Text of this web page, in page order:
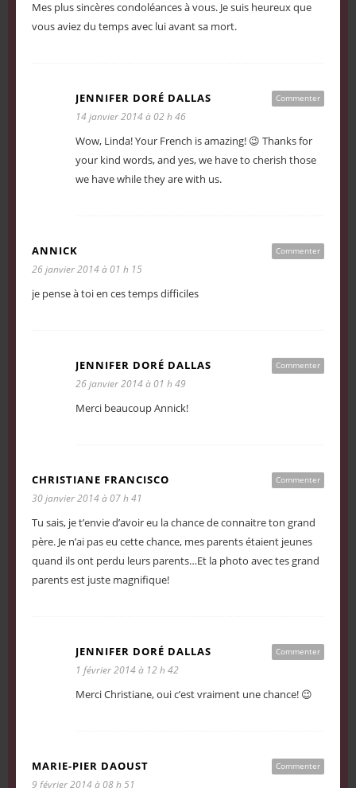
Mes plus sincères condoléances à vous. Je suis heureux que
vous aviez du temps avec lui avant sa mort.
Commenter
JENNIFER DORÉ DALLAS
14 janvier 2014 à 02 h 46
Wow, Linda! Your French is amazing! 😉 Thanks for
your kind words, and yes, we have to cherish those
we have while they are with us.
Commenter
ANNICK
26 janvier 2014 à 01 h 15
je pense à toi en ces temps difficiles
Commenter
JENNIFER DORÉ DALLAS
26 janvier 2014 à 01 h 49
Merci beaucoup Annick!
Commenter
CHRISTIANE FRANCISCO
30 janvier 2014 à 07 h 41
Tu sais, je t’envie d’avoir eu la chance de connaitre ton grand
père. Je n’ai pas eu cette chance, mes parents étaient jeunes
quand ils ont perdu leurs parents…Et la photo avec tes grand
parents est juste magnifique!
Commenter
JENNIFER DORÉ DALLAS
1 février 2014 à 12 h 42
Merci Christiane, oui c’est vraiment une chance! 😉
Commenter
MARIE-PIER DAOUST
9 février 2014 à 08 h 51